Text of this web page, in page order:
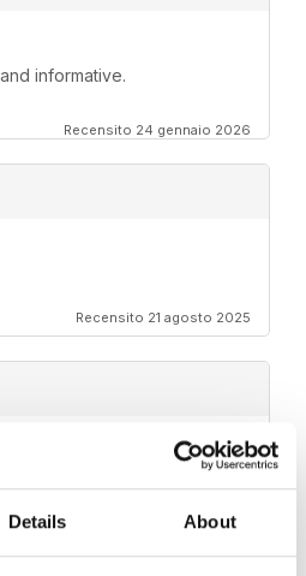
Details About
informative.
Recensito 24 gennaio 2026
Recensito 21 agosto 2025
Recensito 16 aprile 2021